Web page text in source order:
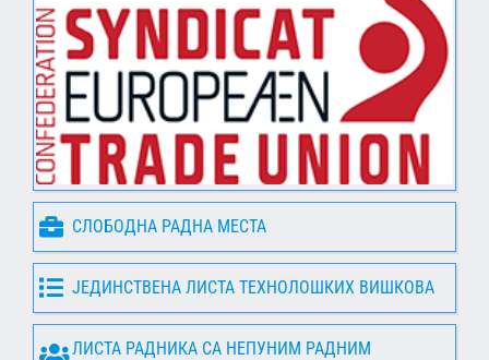
СЛОБОДНА РАДНА МЕСТА
ЈЕДИНСТВЕНА ЛИСТА ТЕХНОЛОШКИХ ВИШКОВА
ЛИСТА РАДНИКА СА НЕПУНИМ РАДНИМ